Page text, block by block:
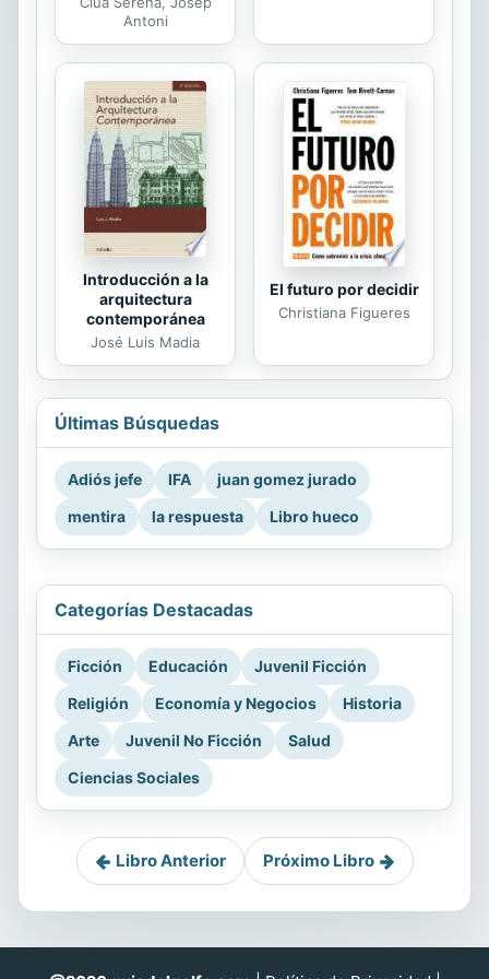
Antoni
Introducción a la
arquitectura
contemporánea
José Luis Madia
El futuro por decidir
Christiana Figueres
Últimas Búsquedas
Adiós jefe IFA
juan gomez jurado
mentira
la respuesta Libro hueco
Categorías Destacadas
Ficción Educación
Juvenil Ficción
Religión
Economía y Negocios
Historia
Arte
Juvenil No Ficción
Salud
Ciencias Sociales
Libro Anterior Próximo Libro